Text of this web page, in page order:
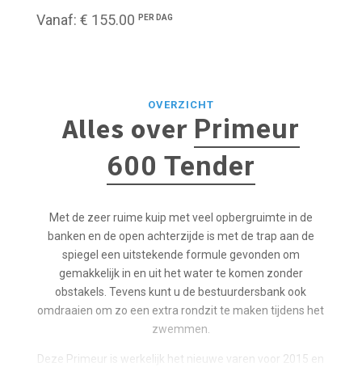
Vanaf: € 155.00 PER DAG
OVERZICHT
Alles over Primeur
600 Tender
Met de zeer ruime kuip met veel opbergruimte in de
banken en de open achterzijde is met de trap aan de
spiegel een uitstekende formule gevonden om
gemakkelijk in en uit het water te komen zonder
obstakels. Tevens kunt u de bestuurdersbank ook
omdraaien om zo een extra rondzit te maken tijdens het
zwemmen.
Deze Primeur is werkelijk het nieuwe varen voor 2015 en